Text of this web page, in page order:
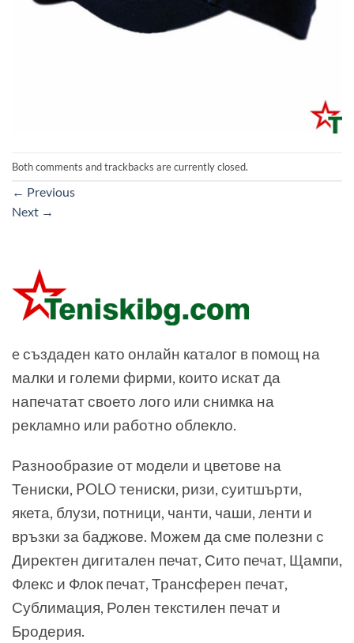
Both comments and trackbacks are currently closed.
← Previous
Next →
e създаден като онлайн каталог в помощ на
малки и големи фирми, които искат да
напечатат своето лого или снимка на
рекламно или работно облекло.
Разнообразие от модели и цветове на
Тениски, POLO тениски, ризи, суитшърти,
якета, блузи, потници, чанти, чаши, ленти и
връзки за баджове. Можем да сме полезни с
Директен дигитален печат, Сито печат, Щампи,
Флекс и Флок печат, Трансферен печат,
Сублимация, Ролен текстилен печат и
Бродерия.